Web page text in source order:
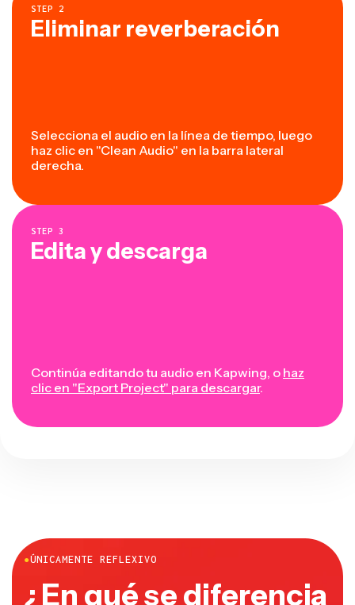
STEP 2
Eliminar reverberación
Selecciona el audio en la línea de tiempo, luego
haz clic en "Clean Audio" en la barra lateral
derecha.
STEP 3
Edita y descarga
Continúa editando tu audio en Kapwing, o haz
clic en "Export Project" para descargar.
●ÚNICAMENTE REFLEXIVO
¿En qué se diferencia